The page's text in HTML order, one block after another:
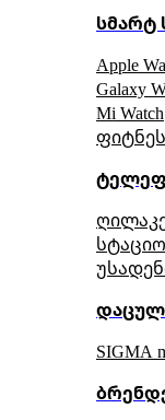
სმარტ
Apple
Galaxy
Mi Watch
SIGMA